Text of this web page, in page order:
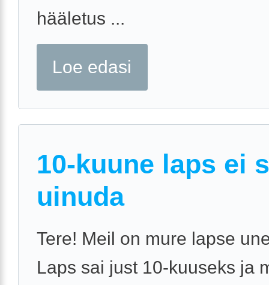
hääletus ...
Loe edasi
10-kuune laps ei
uinuda
Tere! Meil on mure lapse
Laps sai just 10-kuuseks ja